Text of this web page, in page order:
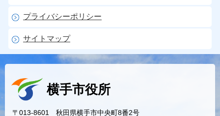
プライバシーポリシー
サイトマップ
横手市役所
〒013-8601 秋田県横手市中央町8番2号